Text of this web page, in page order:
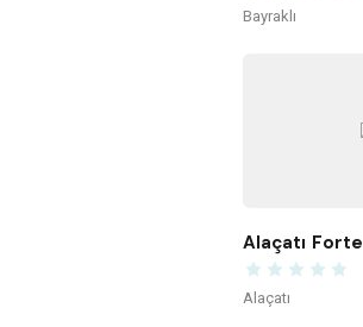
Bayraklı
Alaçatı Forte
Alaçatı